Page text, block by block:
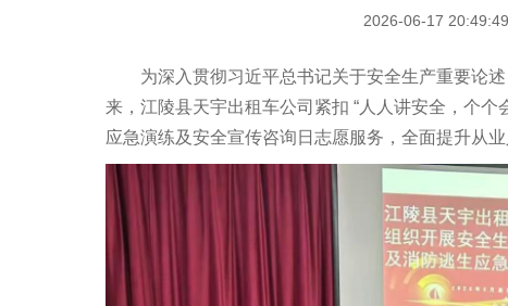
2026-06-17
为深入贯彻习近平总书记关于安全生产重要论述
来，江陵县天宇出租车公司紧扣 “人人讲安全，个
应急演练及安全宣传咨询日志愿服务，全面提升从